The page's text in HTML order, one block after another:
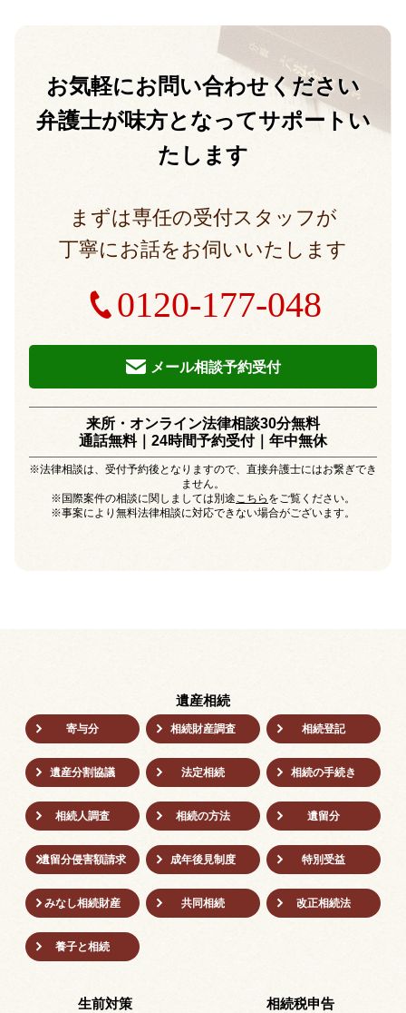
お気軽にお問い合わせください
弁護士が味方となってサポートい
たします
まずは専任の受付スタッフが
丁寧にお話をお伺いいたします
0120-177-048
メール相談予約受付
来所・オンライン法律相談30分無料
通話無料｜24時間予約受付｜年中無休
※法律相談は、受付予約後となりますので、直接弁護士にはお繋ぎでき
ません。
※国際案件の相談に関しましては別途こちら をご覧ください。
※事案により無料法律相談に対応できない場合がございます。
遺産相続
寄与分 相続財産調査 相続登記
遺産分割協議 法定相続 相続の⼿続き
相続人調査 相続の方法 遺留分
遺留分侵害額請求 成年後⾒制度 特別受益
みなし相続財産 共同相続 改正相続法
養子と相続
生前対策 相続税申告